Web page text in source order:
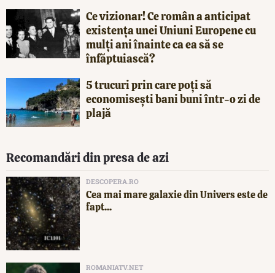
Ce vizionar! Ce român a anticipat
existența unei Uniuni Europene cu
mulți ani înainte ca ea să se
înfăptuiască?
5 trucuri prin care poți să
economisești bani buni într-o zi de
plajă
Recomandări din presa de azi
DESCOPERA.RO
Cea mai mare galaxie din Univers este de
fapt...
ROMANIATV.NET